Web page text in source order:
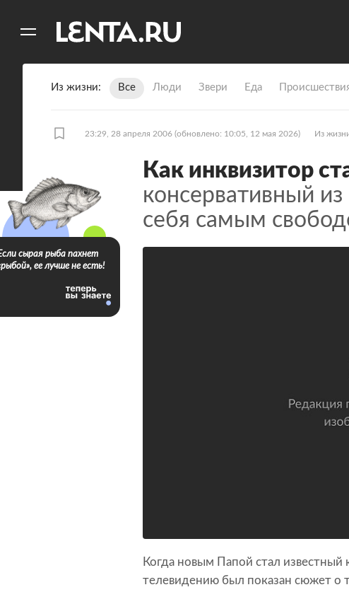
Из жизни Все Люди Звери Еда
23:29, 28 апреля 2006 (обновлено: 10:05, 12 мая 2026) Из
Как инквизитор
консервативный
себя самым
Когда новым Папой стал известный
телевидению был показан сюжет
сырая рыба пахнет
ее лучше не есть!